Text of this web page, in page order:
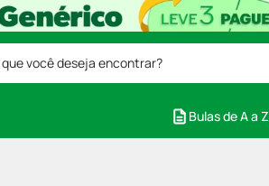
você deseja encontrar?
Bulas de A a Z